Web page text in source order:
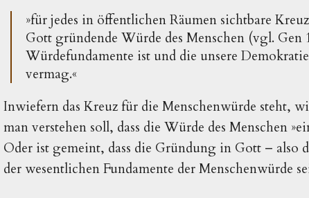
»für jedes in öffentlichen Räumen sichtbare
Gott gründende Würde des Menschen (vgl. Gen
Würdefundamente ist und die unsere
vermag.«
Inwiefern das Kreuz für die Menschenwürde steht,
man verstehen soll, dass die Würde des Menschen
Oder ist gemeint, dass die Gründung in Gott – also
der wesentlichen Fundamente der Menschenwürde